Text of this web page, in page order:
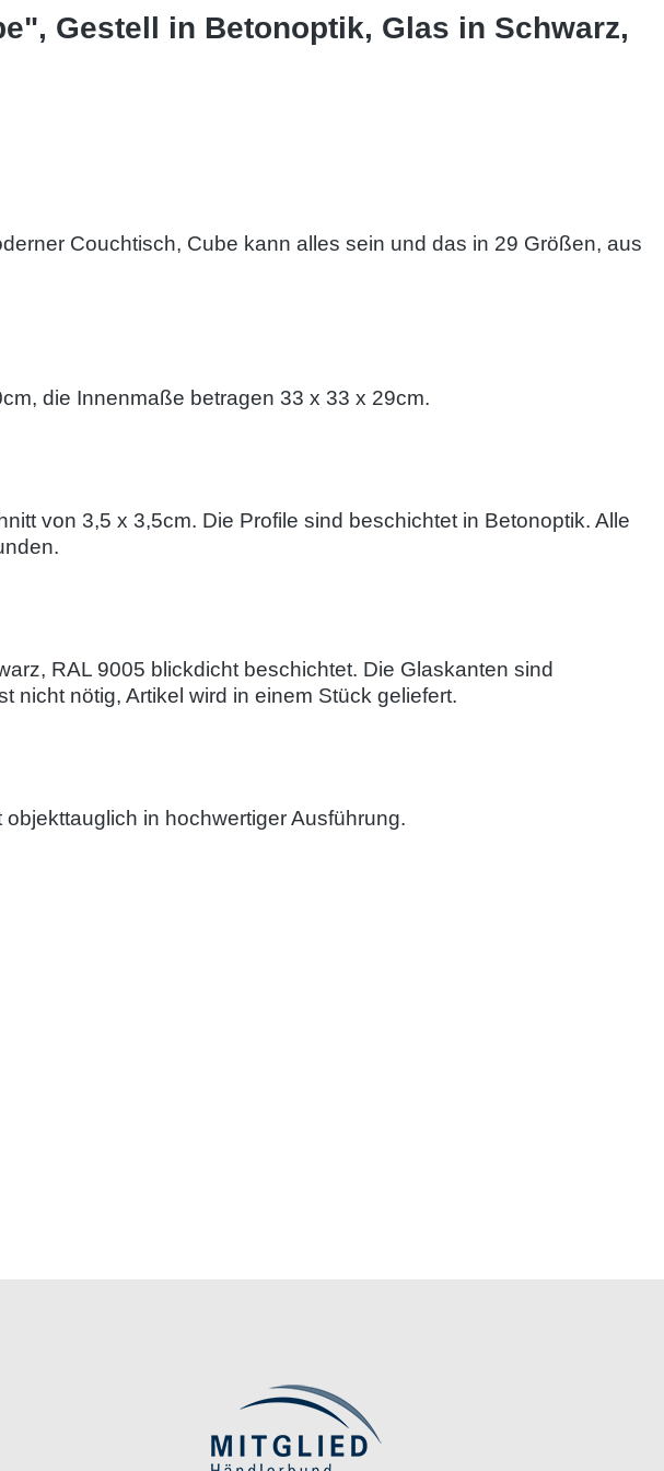
Gestell in Betonoptik, Glas in Schwarz,
Couchtisch, Cube kann alles sein und das in 29 Größen, aus
die Innenmaße betragen 33 x 33 x 29cm.
von 3,5 x 3,5cm. Die Profile sind beschichtet in Betonoptik. Alle
RAL 9005 blickdicht beschichtet. Die Glaskanten sind
nicht nötig, Artikel wird in einem Stück geliefert.
in hochwertiger Ausführung.